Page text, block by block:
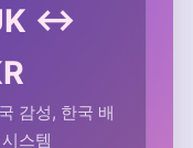
↔
감성, 한국 배
스템